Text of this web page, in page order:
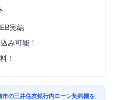
完結
み可能！
！
の三井住友銀行内ローン契約機を